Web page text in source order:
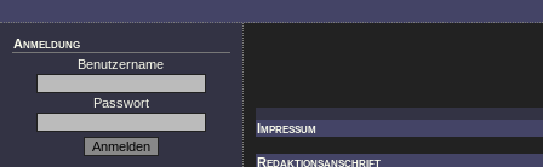
Anmeldung
Benutzername
Passwort
Impressum
Redaktionsanschrift